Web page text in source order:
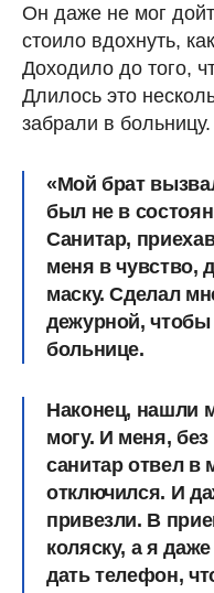
Он даже не мог
стоило вдохнуть,
Доходило до того,
Длилось это
забрали в больницу.
«Мой брат
был не в
Санитар,
меня в чувство,
маску. Сделал
дежурной,
больнице.
Наконец, нашли
могу. И меня,
санитар отвел в
отключился. И
привезли. В
коляску, а я
дать телефон,